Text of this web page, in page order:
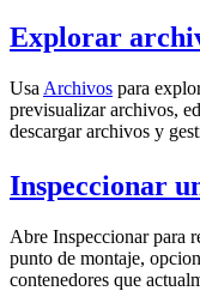
Explorar
Usa Archivos para
previsualizar archivos,
descargar archivos y
Inspeccionar
Abre Inspeccionar para
punto de montaje,
contenedores que